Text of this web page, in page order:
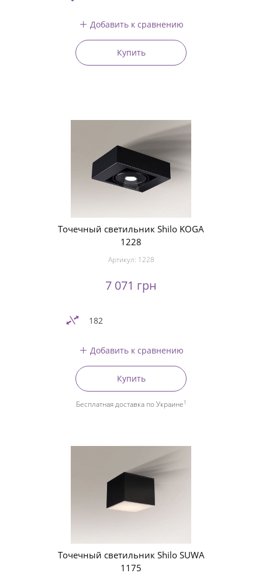
Добавить к сравнению
Купить
Точечный светильник Shilo KOGA
1228
Артикул: 1228
7 071 грн
182
Добавить к сравнению
Купить
Бесплатная доставка по Украине1
Точечный светильник Shilo SUWA
1175